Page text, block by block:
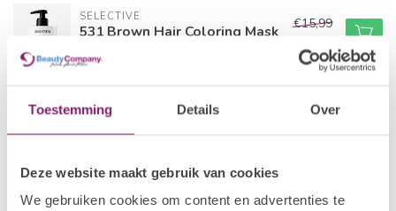
Toestemming Details Over
Deze website maakt gebruik van cookies
We gebruiken cookies om content en advertenties te
SELECTIVE
531 Brown Hair Coloring Mask
€15,99
All in One Leave in Spray
Op voorraad
€19,05
15 All in One Color
€17,95